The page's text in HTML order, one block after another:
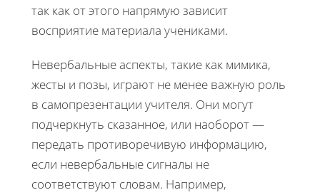
так как от этого напрямую зависит
восприятие материала учениками.
Невербальные аспекты, такие как мимика,
жесты и позы, играют не менее важную роль
в самопрезентации учителя. Они могут
подчеркнуть сказанное, или наоборот —
передать противоречивую информацию,
если невербальные сигналы не
соответствуют словам. Например,